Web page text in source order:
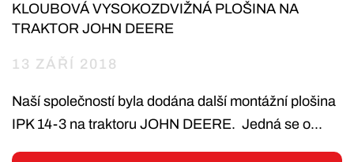
KLOUBOVÁ VYSOKOZDVIŽNÁ PLOŠINA NA
TRAKTOR JOHN DEERE
13 ZÁŘÍ 2018
Naší společností byla dodána další montážní plošina
IPK 14-3 na traktoru JOHN DEERE. Jedná se o...